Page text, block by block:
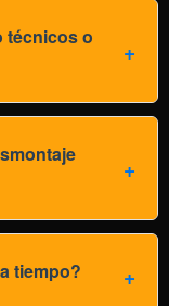
técnicos o
tiempo?